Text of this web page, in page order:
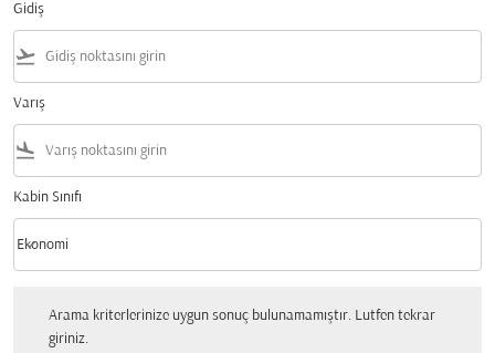
Gidiş
flight_takeoff
Varış
flight_land
Kabin Sınıfı
Kabin Sınıfı option Ekonomi Selected
Ekonomi
keyboard_arrow_down
Arama kriterlerinize uygun sonuç bulunamamıştır. Lutfen tekrar
giriniz.